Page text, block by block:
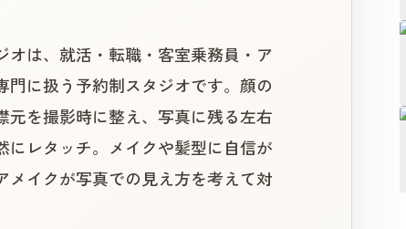
オは、就活・転職・客室乗務員・ア
門に扱う予約制スタジオです。顔の
元を撮影時に整え、写真に残る左右
にレタッチ。メイクや髪型に自信が
メイクが写真での見え方を考えて対